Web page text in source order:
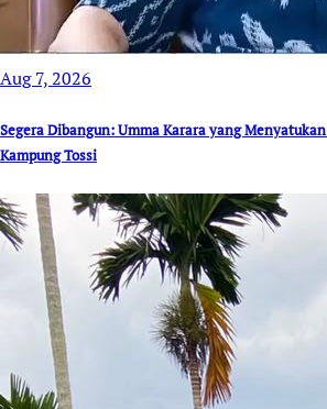
Aug 7, 2026
Segera Dibangun: Umma Karara yang
Kampung Tossi